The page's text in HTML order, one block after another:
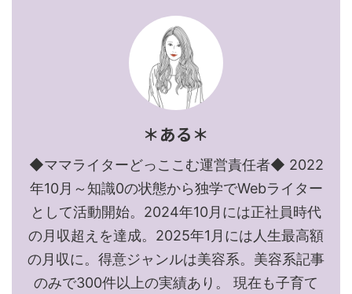
＊ある＊
◆ママライターどっここむ運営責任者◆ 2022
年10月～知識0の状態から独学でWebライター
として活動開始。2024年10月には正社員時代
の月収超えを達成。2025年1月には人生最高額
の月収に。得意ジャンルは美容系。美容系記事
のみで300件以上の実績あり。 現在も子育て